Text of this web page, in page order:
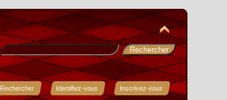
Rechercher Identifiez-vous Inscrivez-vous